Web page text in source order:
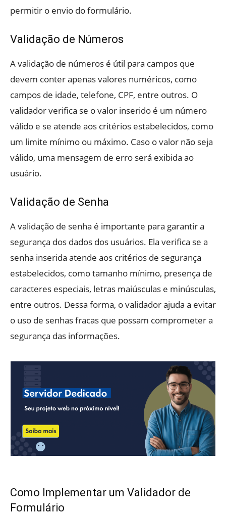
permitir o envio do formulário.
Validação de Números
A validação de números é útil para campos que
devem conter apenas valores numéricos, como
campos de idade, telefone, CPF, entre outros. O
validador verifica se o valor inserido é um número
válido e se atende aos critérios estabelecidos, como
um limite mínimo ou máximo. Caso o valor não seja
válido, uma mensagem de erro será exibida ao
usuário.
Validação de Senha
A validação de senha é importante para garantir a
segurança dos dados dos usuários. Ela verifica se a
senha inserida atende aos critérios de segurança
estabelecidos, como tamanho mínimo, presença de
caracteres especiais, letras maiúsculas e minúsculas,
entre outros. Dessa forma, o validador ajuda a evitar
o uso de senhas fracas que possam comprometer a
segurança das informações.
Como Implementar um Validador de
Formulário